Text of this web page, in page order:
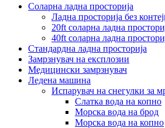
Соларна ладна просторија
Ладна просторија без
20ft соларна ладна
40ft соларна ладна
Стандардна ладна просторија
Замрзнувач на експлозии
Медицински замрзнувач
Ледена машина
Испарувач на снегулки за
Слатка вода на копно
Морска вода на брод
Морска вода на копно